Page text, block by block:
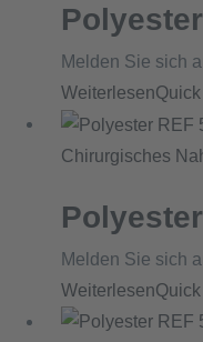
Melden Sie sich
Weiterlesen
Chirurgisches
Melden Sie sich
Weiterlesen